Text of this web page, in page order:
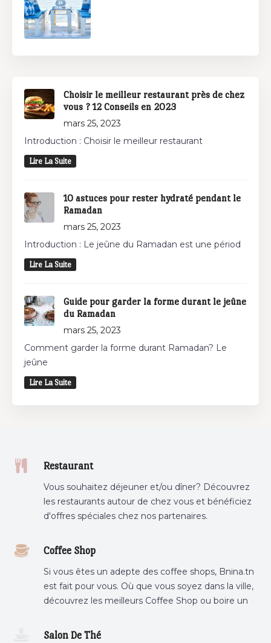
Choisir le meilleur restaurant près de chez
vous ? 12 Conseils en 2023
mars 25, 2023
Introduction : Choisir le meilleur restaurant
Lire La Suite
10 astuces pour rester hydraté pendant le
Ramadan
mars 25, 2023
Introduction : Le jeûne du Ramadan est une périod
Lire La Suite
Guide pour garder la forme durant le jeûne
du Ramadan
mars 25, 2023
Comment garder la forme durant Ramadan? Le
jeûne
Lire La Suite
Restaurant
Vous souhaitez déjeuner et/ou dîner? Découvrez
les restaurants autour de chez vous et bénéficiez
d'offres spéciales chez nos partenaires.
Coffee Shop
Si vous êtes un adepte des coffee shops, Bnina.tn
est fait pour vous. Où que vous soyez dans la ville,
découvrez les meilleurs Coffee Shop ou boire un
Salon De Thé